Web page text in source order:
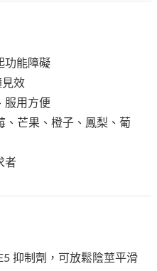
功能障礙
見效
服用方便
、芒果、橙子、鳳梨、葡
者
抑制劑，可放鬆陰莖平滑